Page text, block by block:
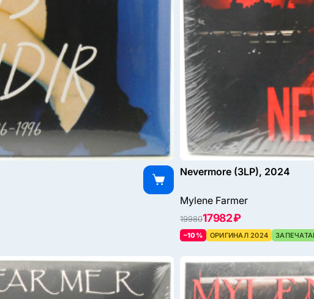
Nevermore (3LP), 2024
Mylene Farmer
1998017982 ₽
–10% ОРИГИНАЛ 2024